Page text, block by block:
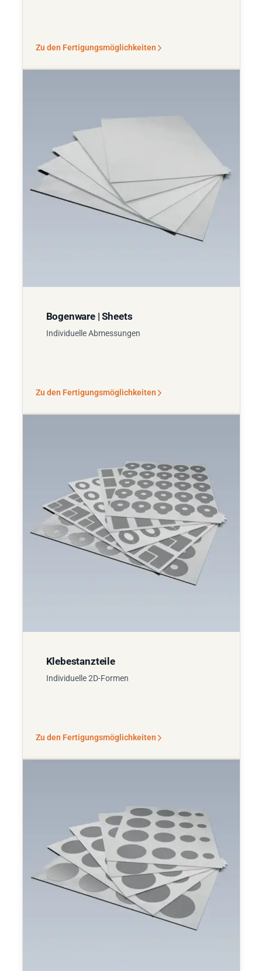
Zu den Fertigungsmöglichkeiten
Bogenware | Sheets
Individuelle Abmessungen
Zu den Fertigungsmöglichkeiten
Klebestanzteile
Individuelle 2D-Formen
Zu den Fertigungsmöglichkeiten